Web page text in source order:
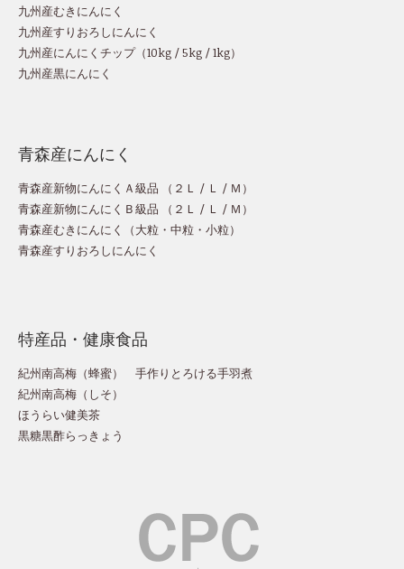
九州産むきにんにく
九州産すりおろしにんにく
九州産にんにくチップ（10kg /5kg /1kg）
九州産黒にんにく
青森産にんにく
青森産新物にんにくＡ級品 （ ２Ｌ / Ｌ / Ｍ ）
青森産新物にんにくＢ級品 （ ２Ｌ / Ｌ / Ｍ ）
青森産むきにんにく（大粒 ・ 中粒 ・ 小粒）
青森産すりおろしにんにく
特産品・健康食品
紀州南高梅（蜂蜜）
手作りとろける手羽煮
紀州南高梅（しそ）
ほうらい健美茶
黒糖黒酢らっきょう